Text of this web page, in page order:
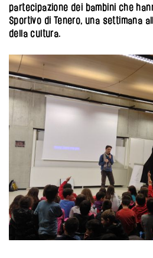
partecipazione dei bambini che
Sportivo di Tenero, una settimana
della cultura.